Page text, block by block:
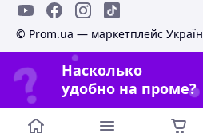
© Prom.ua — маркетплейс
Насколько
удобно на проме?